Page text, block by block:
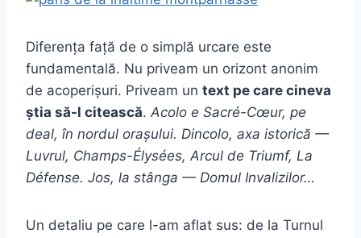
Diferența față de o simplă urcare este
fundamentală. Nu priveam un orizont anonim
de acoperișuri. Priveam un text pe care cineva
știa să-l citească. Acolo e Sacré-Cœur, pe
deal, în nordul orașului. Dincolo, axa istorică —
Luvrul, Champs-Élysées, Arcul de Triumf, La
Défense. Jos, la stânga — Domul Invalizilor…
Un detaliu pe care l-am aflat sus: de la Turnul